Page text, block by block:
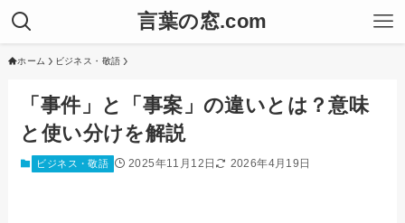
言葉の窓.com
ホーム ビジネス・敬語
「事件」と「事案」の違いとは？意味
と使い分けを解説
ビジネス・敬語 2025年11月12日 2026年4月19日